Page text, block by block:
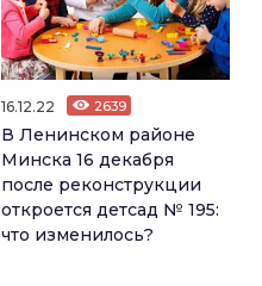
16.12.22 2639
В Ленинском районе
Минска 16 декабря
после реконструкции
откроется детсад № 195:
что изменилось?